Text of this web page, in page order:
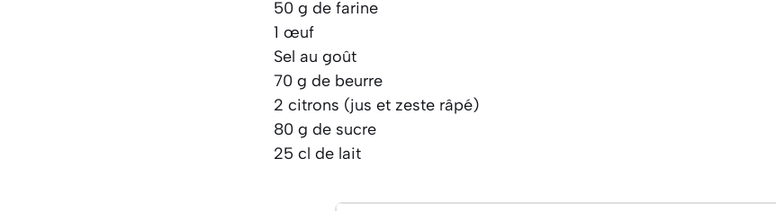
50 g de farine
1 œuf
Sel au goût
70 g de beurre
2 citrons (jus et zeste râpé)
80 g de sucre
25 cl de lait